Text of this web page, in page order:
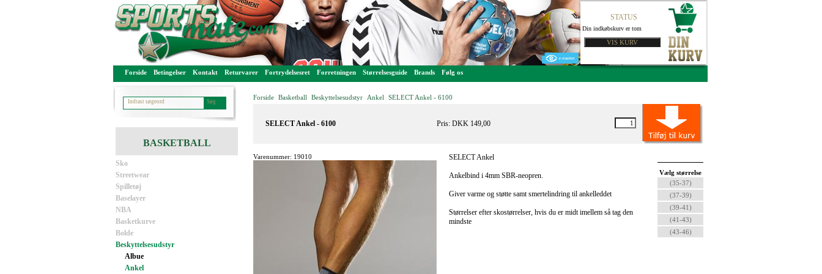
STATUS
Din indkøbskurv er tom
Forside Betingelser Kontakt Returvarer Fortrydelsesret Forretningen Størrelsesguide Brands Følg os
BASKETBALL
Sko
Streetwear
Spilletøj
Baselayer
NBA
Basketkurve
Bolde
Beskyttelsesudstyr
Albue
Ankel
Forside Basketball Beskyttelsesudstyr Ankel SELECT Ankel - 6100
SELECT Ankel - 6100 Pris: DKK 149,00
Varenummer: 19010 SELECT Ankel
Ankelbind i 4mm SBR-neopren.
Giver varme og støtte samt smertelindring til ankelleddet
Størrelser efter skostørrelser, hvis du er midt imellem så tag den
mindste
Vælg størrelse
(35-37)
(37-39)
(39-41)
(41-43)
(43-46)